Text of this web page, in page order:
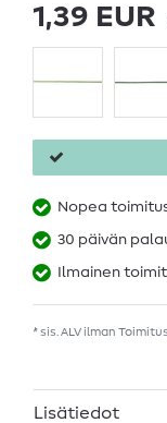
1,39 EUR
Nopea
30 päivän
Ilmainen
* sis. ALV ilman
Lisätiedot